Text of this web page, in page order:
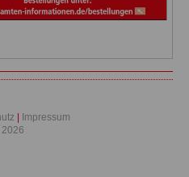
Impressum